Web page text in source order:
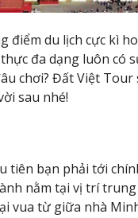
điểm du lịch cực kì
đa dạng luôn có
chơi? Đất Việt
sau nhé!
tiên bạn phải tới
nằm tại vị trí
vua từ giữa nhà